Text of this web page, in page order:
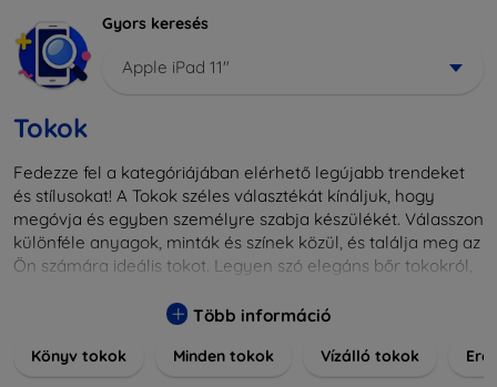
Gyors keresés
Apple iPad 11"
Tokok
Fedezze fel a kategóriájában elérhető legújabb trendeket
és stílusokat! A Tokok széles választékát kínáljuk, hogy
megóvja és egyben személyre szabja készülékét. Válasszon
különféle anyagok, minták és színek közül, és találja meg az
Ön számára ideális tokot. Legyen szó elegáns bőr tokokról,
nálunk mindenki megtalálja a stílusához leginkább illő
különlegesebbé eszközeit a tökéletes tokkal!
Több információ
Könyv tokok Minden tokok Vízálló tokok